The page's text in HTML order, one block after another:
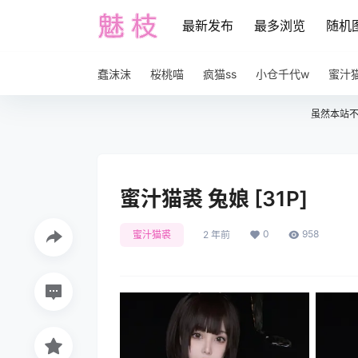
最新发布 最多浏览 随机
蠢沫沫 桜桃喵 疯猫ss 小仓千代w 蜜汁
虽然本站
蜜汁猫裘 兔娘 [31P]
蜜汁猫裘 2 年前 0 958